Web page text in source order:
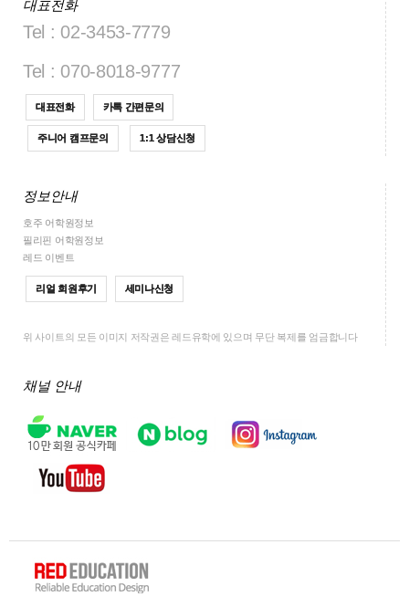
대표전화
Tel : 02-3453-7779
Tel : 070-8018-9777
대표전화 카톡 간편문의
주니어 캠프문의 1:1 상담신청
정보안내
호주 어학원정보
필리핀 어학원정보
레드 이벤트
리얼 회원후기 세미나신청
위 사이트의 모든 이미지 저작권은 레드유학에 있으며 무단 복제를 엄금합니다
채널 안내